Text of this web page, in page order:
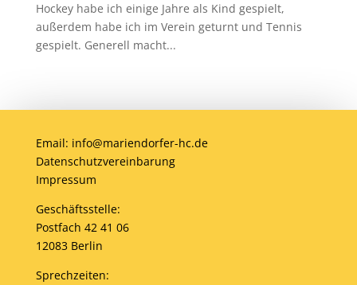
Hockey habe ich einige Jahre als Kind gespielt,
außerdem habe ich im Verein geturnt und Tennis
gespielt. Generell macht...
Email: info@mariendorfer-hc.de
Datenschutzvereinbarung
Impressum
Geschäftsstelle:
Postfach 42 41 06
12083 Berlin
Sprechzeiten: